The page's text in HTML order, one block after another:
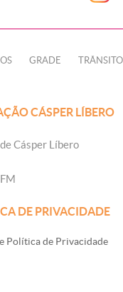
GRADE TRÂNSITO
CÁSPER LÍBERO
Cásper Líbero
DE PRIVACIDADE
Política de Privacidade